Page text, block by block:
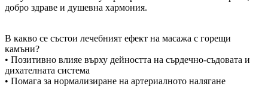
добро здраве и душевна хармония.
В какво се състои лечебният ефект на масажа с горещи
камъни?
• Позитивно влияе върху дейността на сърдечно-съдовата и
дихателната система
• Помага за нормализиране на артериалното налягане